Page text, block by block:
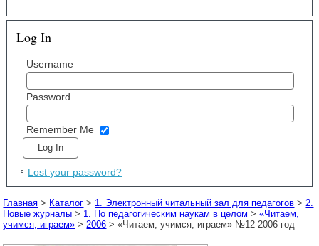
Log In
Username
Password
Remember Me
Lost your password?
Главная > Каталог > 1. Электронный читальный зал для педагогов > 2.
Новые журналы > 1. По педагогическим наукам в целом >«Читаем,
учимся, играем» > 2006 > «Читаем, учимся, играем» №12 2006 год